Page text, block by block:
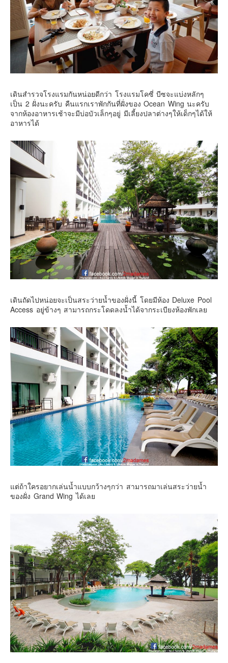
เดินสำรวจโรงแรมกันหน่อยดีกว่า โรงแรมโคซี่ บีซจะแบ่งหลักๆ
เป็น 2 ฝั่งนะครับ คืนแรกเราพักกันที่ฝั่งของ Ocean Wing นะครับ
จากห้องอาหารเช้าจะมีบ่อบัวเล็กๆอยู่ มีเลี้ยงปลาต่างๆให้เด็กๆได้ให้
อาหารได้
เดินถัดไปหน่อยจะเป็นสระว่ายน้ำของฝั่งนี้ โดยมีห้อง Deluxe Pool
Access อยู่ข้างๆ สามารถกระโดดลงน้ำได้จากระเบียงห้องพักเลย
แต่ถ้าใครอยากเล่นน้ำแบบกว้างๆกว่า สามารถมาเล่นสระว่ายน้ำ
ของฝั่ง Grand Wing ได้เลย